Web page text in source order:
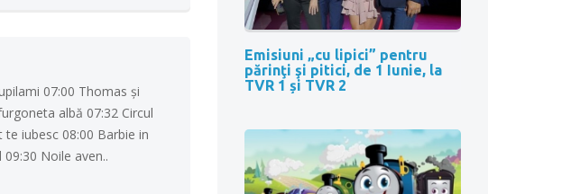
07:00 Thomas şi
albă 07:32 Circul
iubesc 08:00 Barbie in
Noile aven..
Emisiuni „cu lipici” pentru
părinţi şi pitici, de 1 Iunie, la
TVR 1 și TVR 2